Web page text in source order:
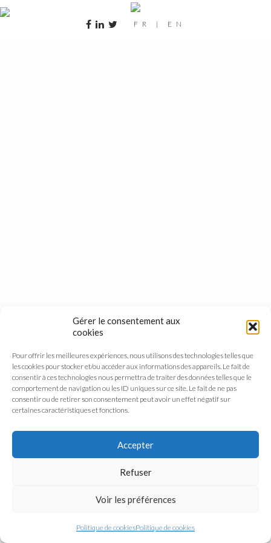
Gérer le consentement aux
cookies
Pour offrir les meilleures expériences, nous utilisons des technologies telles que
les cookies pour stocker et/ou accéder aux informations des appareils. Le fait de
consentir à ces technologies nous permettra de traiter des données telles que le
comportement de navigation ou les ID uniques sur ce site. Le fait de ne pas
consentir ou de retirer son consentement peut avoir un effet négatif sur
certaines caractéristiques et fonctions.
Accepter
Refuser
Voir les préférences
Politique de cookiesPolitique de cookies
FR | EN